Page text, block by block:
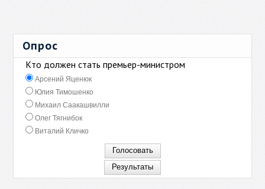
Опрос
Кто должен стать премьер-министром
Арсений Яценюк
Юлия Тимошенко
Михаил Саакашвилли
Олег Тягнибок
Виталий Кличко